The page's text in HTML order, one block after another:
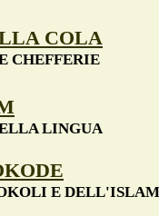
COLA
CHEFFERIE
LINGUA
E DELL'ISLAM